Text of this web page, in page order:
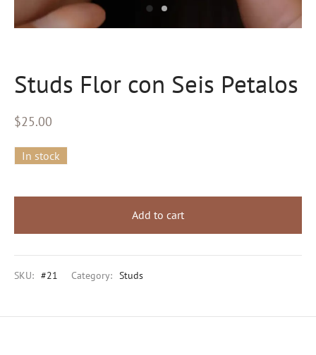
Studs Flor con Seis Petalos
$25.00
In stock
Add to cart
SKU: #21 Category: Studs